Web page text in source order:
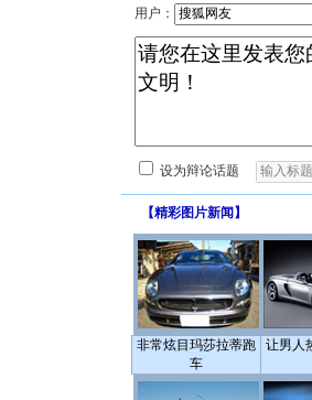
用户：
设为辩论话题
【精彩图片新闻 】
非常炫目玛莎拉蒂跑
车
让男人